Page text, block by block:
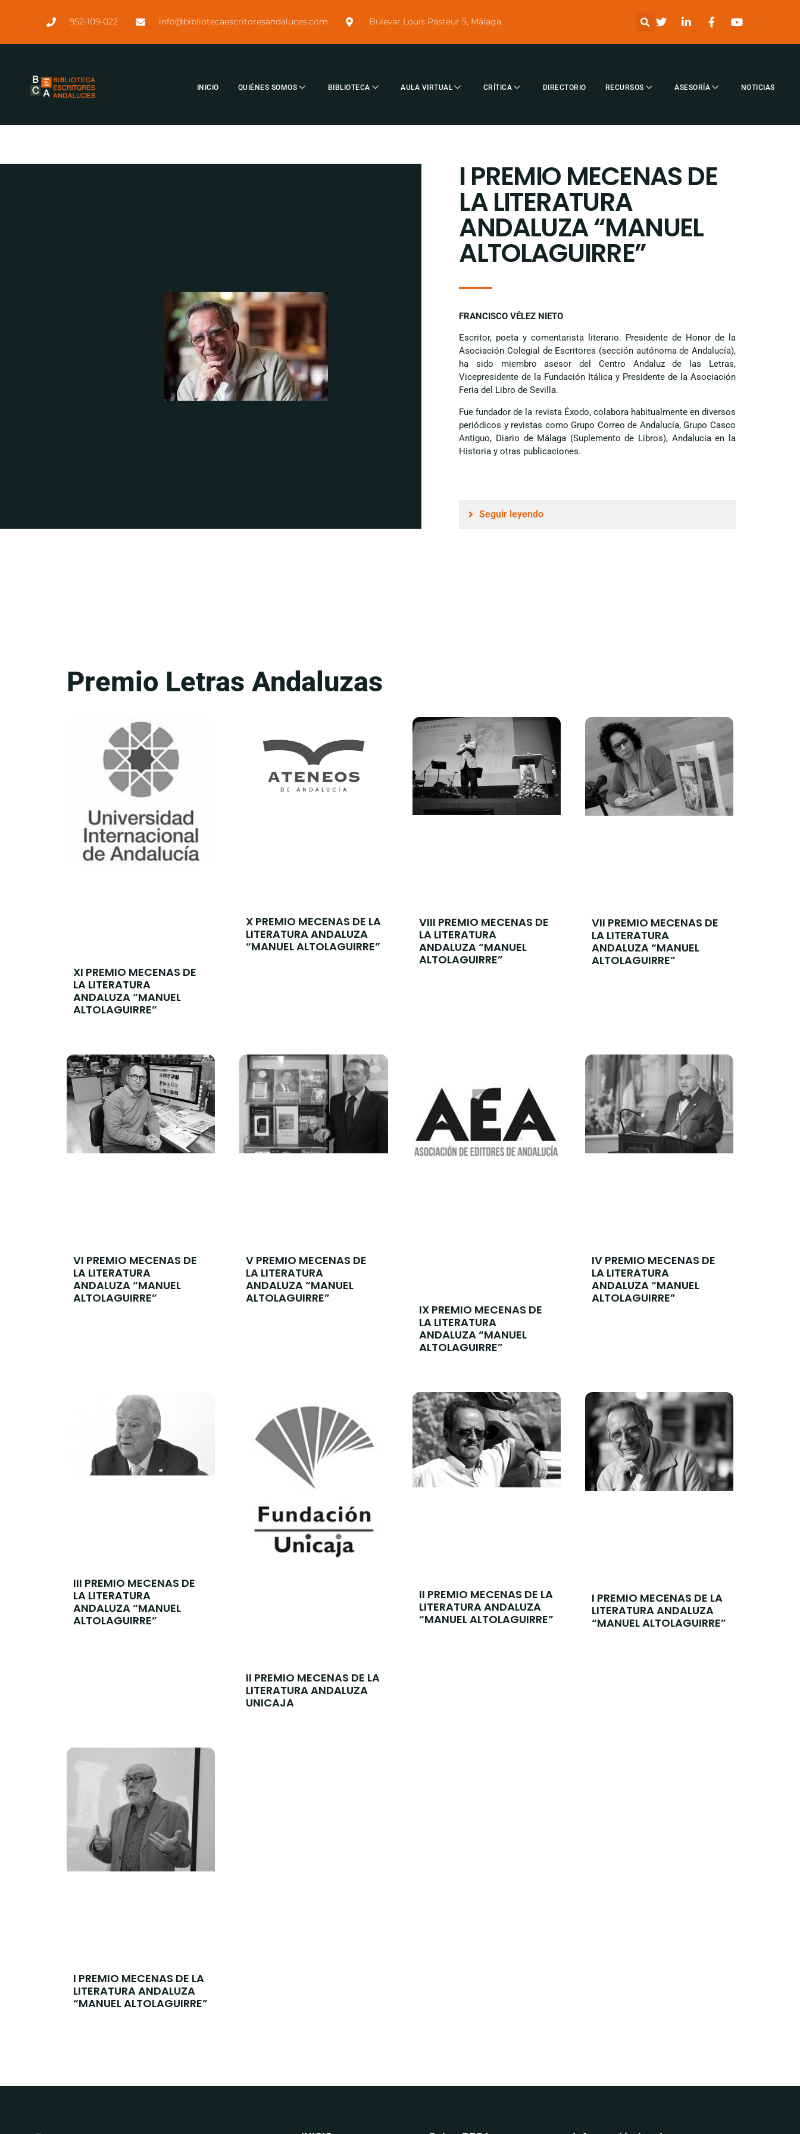
952-109-022 info@bibliotecaescritoresandaluces.com Bulevar Louis Pasteur 5, Málaga.
INICIO QUIÉNES SOMOS BIBLIOTECA AULA VIRTUAL CRÍTICA DIRECTORIO RECURSOS ASESORÍA NOTICIAS
I PREMIO MECENAS DE
LA LITERATURA
ANDALUZA “MANUEL
ALTOLAGUIRRE”
FRANCISCO VÉLEZ NIETO
Escritor, poeta y comentarista literario. Presidente de Honor de la
Asociación Colegial de Escritores (sección autónoma de Andalucía),
ha sido miembro asesor del Centro Andaluz de las Letras,
Vicepresidente de la Fundación Itálica y Presidente de la Asociación
Feria del Libro de Sevilla.
Fue fundador de la revista Éxodo, colabora habitualmente en diversos
periódicos y revistas como Grupo Correo de Andalucía, Grupo Casco
Antiguo, Diario de Málaga (Suplemento de Libros), Andalucía en la
Historia y otras publicaciones.
Seguir leyendo
Premio Letras Andaluzas
XI PREMIO MECENAS DE
LA LITERATURA
ANDALUZA “MANUEL
ALTOLAGUIRRE”
X PREMIO MECENAS DE LA
LITERATURA ANDALUZA
“MANUEL ALTOLAGUIRRE”
VIII PREMIO MECENAS DE
LA LITERATURA
ANDALUZA “MANUEL
ALTOLAGUIRRE”
VII PREMIO MECENAS DE
LA LITERATURA
ANDALUZA “MANUEL
ALTOLAGUIRRE”
VI PREMIO MECENAS DE
LA LITERATURA
ANDALUZA “MANUEL
ALTOLAGUIRRE”
V PREMIO MECENAS DE
LA LITERATURA
ANDALUZA “MANUEL
ALTOLAGUIRRE”
IX PREMIO MECENAS DE
LA LITERATURA
ANDALUZA “MANUEL
ALTOLAGUIRRE”
IV PREMIO MECENAS DE
LA LITERATURA
ANDALUZA “MANUEL
ALTOLAGUIRRE”
III PREMIO MECENAS DE
LA LITERATURA
ANDALUZA “MANUEL
ALTOLAGUIRRE”
II PREMIO MECENAS DE LA
LITERATURA ANDALUZA
UNICAJA
II PREMIO MECENAS DE LA
LITERATURA ANDALUZA
“MANUEL ALTOLAGUIRRE”
I PREMIO MECENAS DE LA
LITERATURA ANDALUZA
“MANUEL ALTOLAGUIRRE”
I PREMIO MECENAS DE LA
LITERATURA ANDALUZA
“MANUEL ALTOLAGUIRRE”